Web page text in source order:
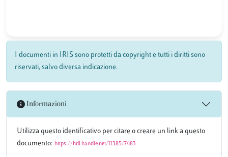
I documenti in IRIS sono protetti da copyright e tutti i diritti sono
riservati, salvo diversa indicazione.
Informazioni
Utilizza questo identificativo per citare o creare un link a questo
documento: https://hdl.handle.net/11385/7483